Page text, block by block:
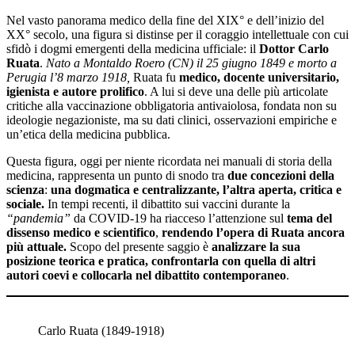
Nel vasto panorama medico della fine del XIX° e dell’inizio del
XX° secolo, una figura si distinse per il coraggio intellettuale con cui
sfidò i dogmi emergenti della medicina ufficiale: il Dottor Carlo
Ruata. Nato a Montaldo Roero (CN) il 25 giugno 1849 e morto a
Perugia l’8 marzo 1918, Ruata fu medico, docente universitario,
igienista e autore prolifico. A lui si deve una delle più articolate
critiche alla vaccinazione obbligatoria antivaiolosa, fondata non su
ideologie negazioniste, ma su dati clinici, osservazioni empiriche e
un’etica della medicina pubblica.
Questa figura, oggi per niente ricordata nei manuali di storia della
medicina, rappresenta un punto di snodo tra due concezioni della
scienza: una dogmatica e centralizzante, l’altra aperta, critica e
sociale. In tempi recenti, il dibattito sui vaccini durante la
“pandemia” da COVID-19 ha riacceso l’attenzione sul tema del
dissenso medico e scientifico, rendendo l’opera di Ruata ancora
più attuale. Scopo del presente saggio è analizzare la sua
posizione teorica e pratica, confrontarla con quella di altri
autori coevi e collocarla nel dibattito contemporaneo.
Carlo Ruata (1849-1918)